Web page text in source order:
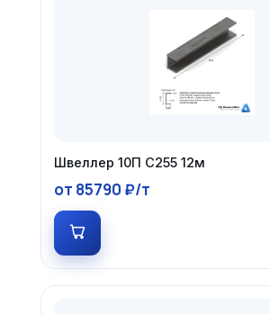
Швеллер 10П С255 12м
от 85790 ₽/т